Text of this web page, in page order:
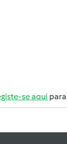
se aqui